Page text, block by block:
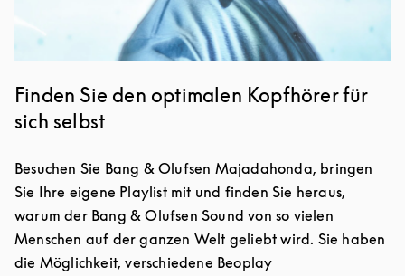
Finden Sie den optimalen Kopfhörer für
sich selbst
Besuchen Sie Bang & Olufsen Majadahonda, bringen
Sie Ihre eigene Playlist mit und finden Sie heraus,
warum der Bang & Olufsen Sound von so vielen
Menschen auf der ganzen Welt geliebt wird. Sie haben
die Möglichkeit, verschiedene Beoplay